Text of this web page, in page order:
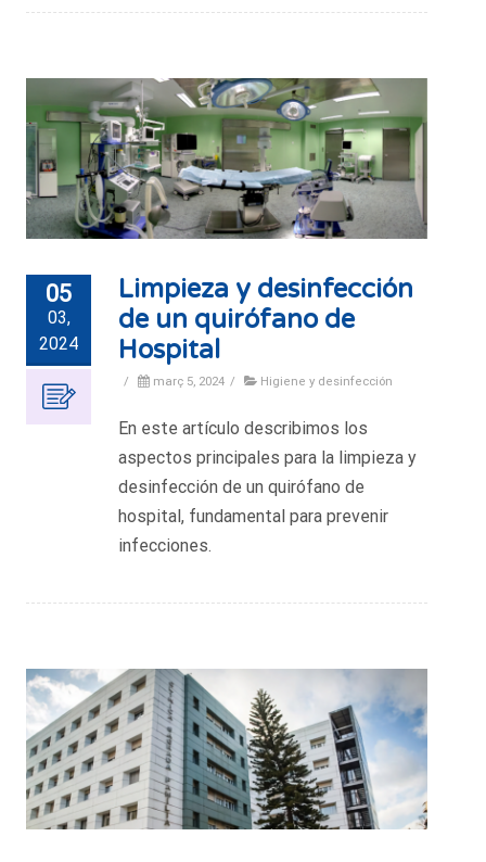
05
03,
2024
Limpieza y desinfección
de un quirófano de
Hospital
/ març 5, 2024 / Higiene y desinfección
En este artículo describimos los
aspectos principales para la limpieza y
desinfección de un quirófano de
hospital, fundamental para prevenir
infecciones.